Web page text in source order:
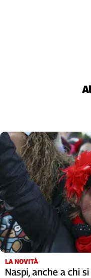
LA NOVITÀ
Naspi, anche a chi